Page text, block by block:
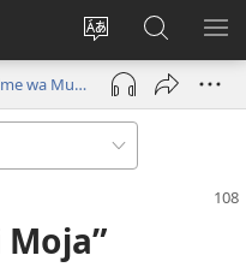
Badili
lugha
ya
tovuti
Ingia
(opens
window)
Tafuta
Katika
JW.ORG
“Kutoa Ushahidi Kamili” Kuhusu Ufalme wa Mungu